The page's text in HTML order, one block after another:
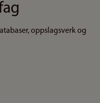
oppslagsverk og